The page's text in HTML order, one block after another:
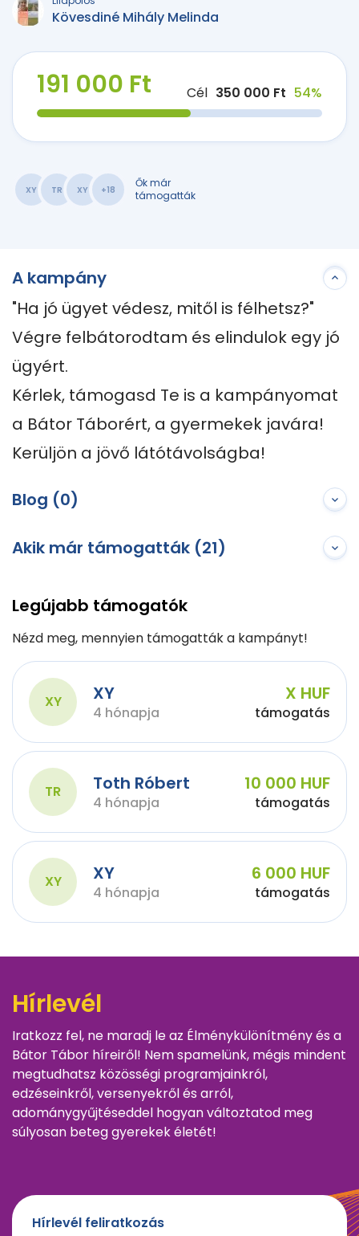
Kövesdiné Mihály Melinda
191 000 Ft Cél 350 000 Ft 54%
XY TR XY +18
Ők már
támogatták
A kampány
"Ha jó ügyet védesz, mitől is félhetsz?"
Végre felbátorodtam és elindulok egy jó
ügyért.
Kérlek, támogasd Te is a kampányomat
a Bátor Táborért, a gyermekek javára!
Kerüljön a jövő látótávolságba!
Blog (0)
Akik már támogatták (21)
Legújabb támogatók
Nézd meg, mennyien támogatták a kampányt!
XY XY
4 hónapja
X HUF
támogatás
TR Toth Róbert
4 hónapja
10 000 HUF
támogatás
XY XY
4 hónapja
6 000 HUF
támogatás
Hírlevél
Iratkozz fel, ne maradj le az Élménykülönítmény és a
Bátor Tábor híreiről! Nem spamelünk, mégis mindent
megtudhatsz közösségi programjainkról,
edzéseinkről, versenyekről és arról,
adománygyűjtéseddel hogyan változtatod meg
súlyosan beteg gyerekek életét!
Hírlevél feliratkozás